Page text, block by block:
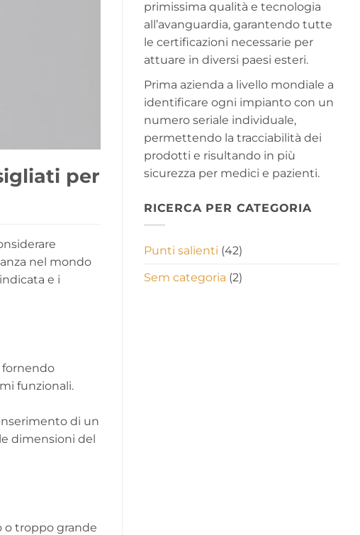
per
nel mondo
e i
fornendo
funzionali.
di un
dimensioni del
o troppo grande
primissima qualità e tecnologia
all’avanguardia, garantendo tutte
le certificazioni necessarie per
attuare in diversi paesi esteri.
Prima azienda a livello mondiale a
identificare ogni impianto con un
numero seriale individuale,
permettendo la tracciabilità dei
prodotti e risultando in più
sicurezza per medici e pazienti.
RICERCA PER CATEGORIA
Punti salienti (42)
Sem categoria (2)